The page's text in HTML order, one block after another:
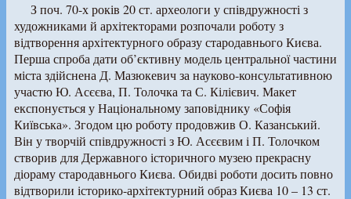
З поч. 70-х років 20 ст. археологи у співдружності з
художниками й архітекторами розпочали роботу з
відтворення архітектурного образу стародавнього Києва.
Перша спроба дати об’єктивну модель центральної частини
міста здійснена Д. Мазюкевич за науково-консультативною
участю Ю. Асєєва, П. Толочка та С. Кілієвич. Макет
експонується у Національному заповіднику «Софія
Київська». Згодом цю роботу продовжив О. Казанський.
Він у творчій співдружності з Ю. Асєєвим і П. Толочком
створив для Державного історичного музею прекрасну
діораму стародавнього Києва. Обидві роботи досить повно
відтворили історико-архітектурний образ Києва 10 – 13 ст.